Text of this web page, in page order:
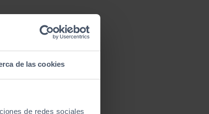
de las cookies
de redes sociales